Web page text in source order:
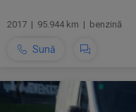
2017 | 95.944 km | benzină
Sună